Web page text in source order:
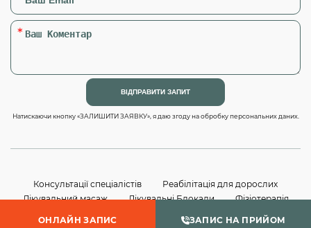
Натискаючи кнопку «ЗАЛИШИТИ ЗАЯВКУ», я даю згоду на обробку персональних даних.
Консультації спеціалістів
Реабілітація для дорослих
Лікувальний масаж
Лікувальні Блокади
Фізіотерапія
ОНЛАЙН ЗАПИС ЗАПИС НА ПРИЙОМ